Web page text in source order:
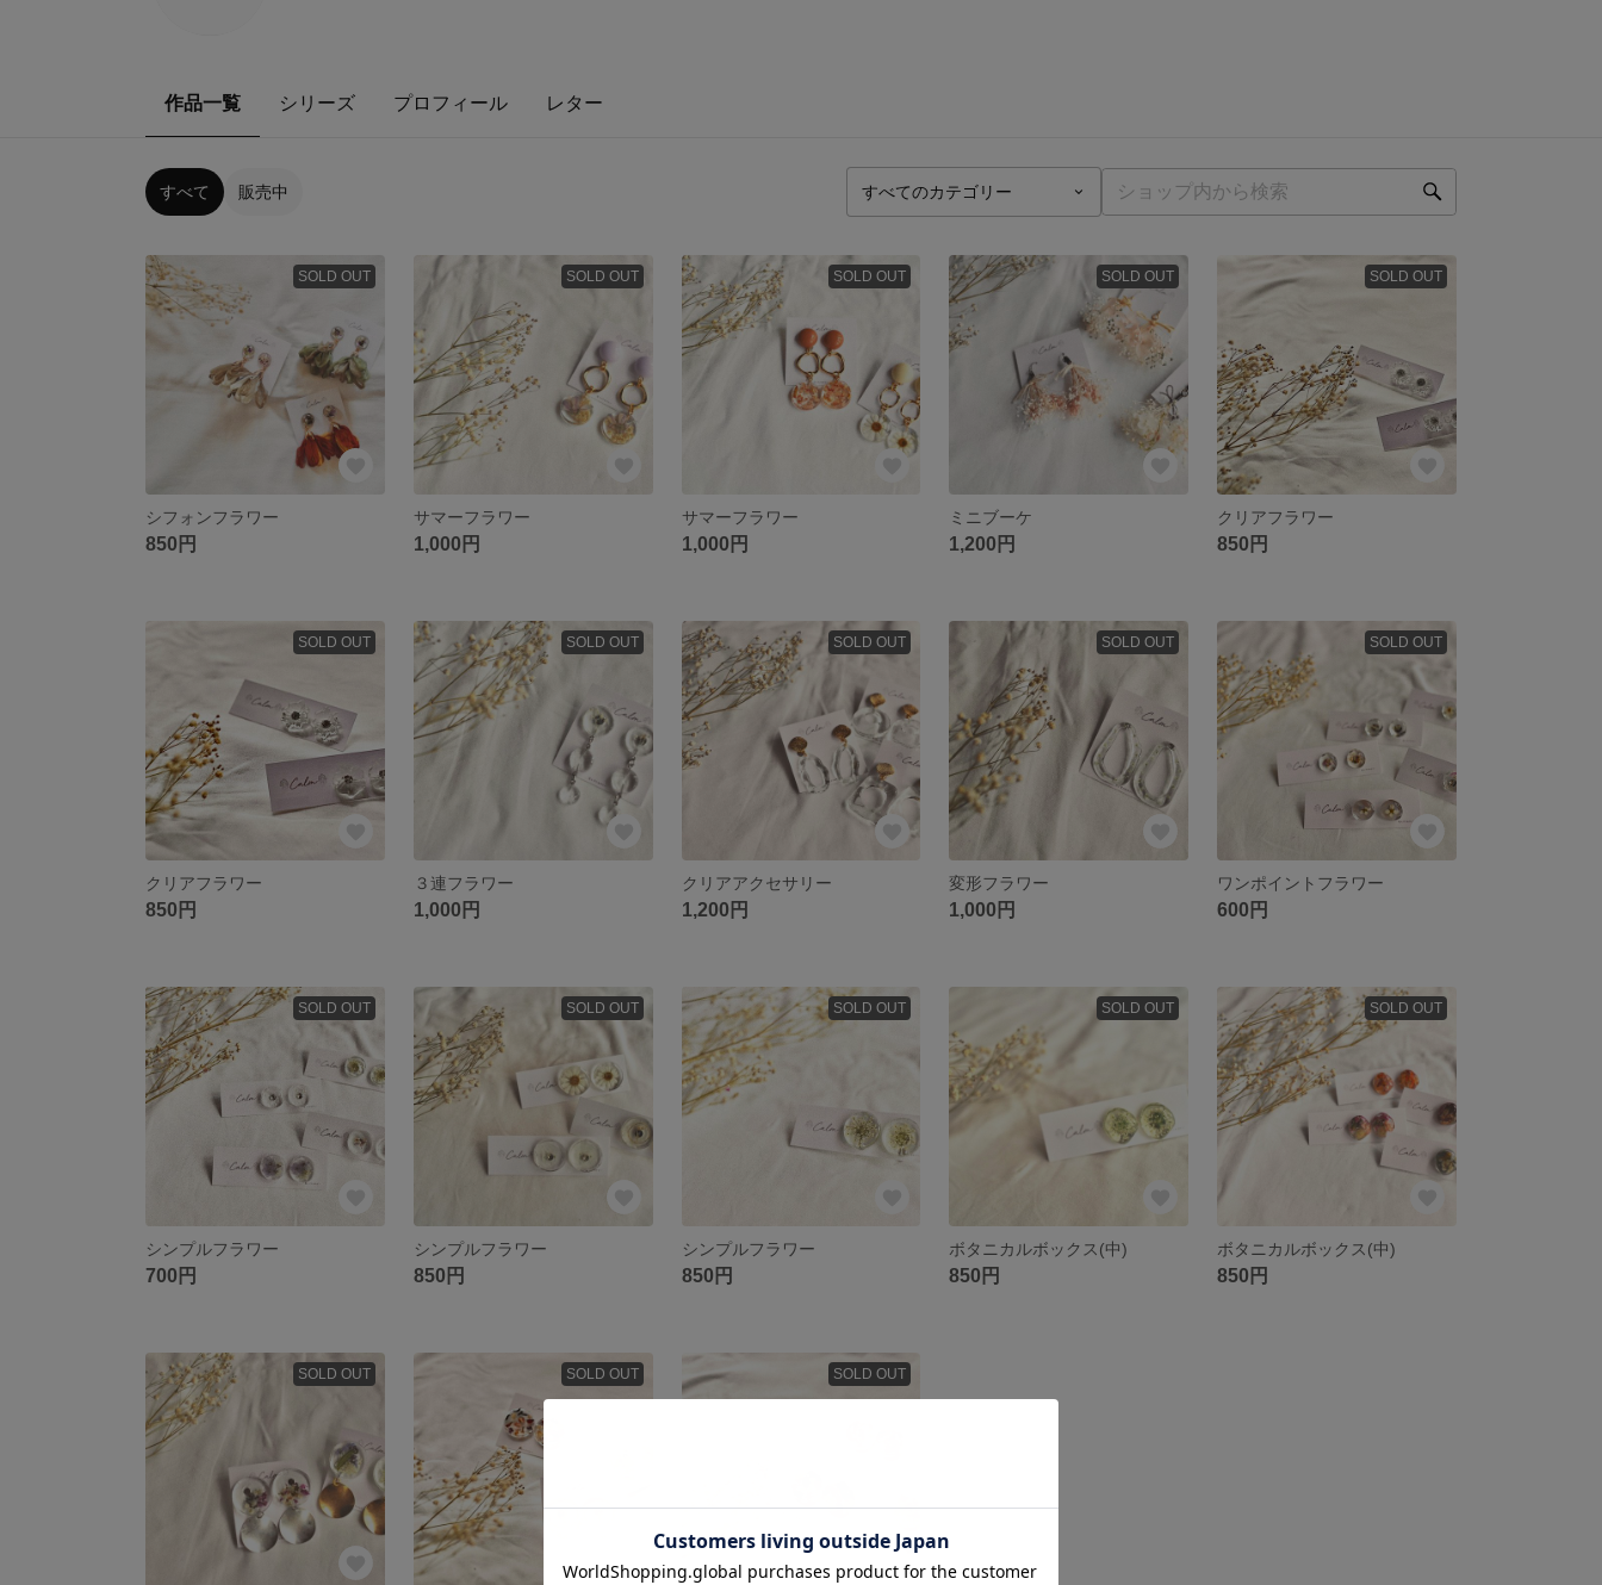
作品一覧 シリーズ プロフィール レター
すべて 販売中
SOLD OUT
シフォンフラワー
850円
SOLD OUT
サマーフラワー
1,000円
SOLD OUT
サマーフラワー
1,000円
SOLD OUT
ミニブーケ
1,200円
SOLD OUT
クリアフラワー
850円
SOLD OUT
クリアフラワー
850円
SOLD OUT
３連フラワー
1,000円
SOLD OUT
クリアアクセサリー
1,200円
SOLD OUT
変形フラワー
1,000円
SOLD OUT
ワンポイントフラワー
600円
SOLD OUT
シンプルフラワー
700円
SOLD OUT
シンプルフラワー
850円
SOLD OUT
シンプルフラワー
850円
SOLD OUT
ボタニカルボックス(中)
850円
SOLD OUT
ボタニカルボックス(中)
850円
SOLD OUT SOLD OUT SOLD OUT